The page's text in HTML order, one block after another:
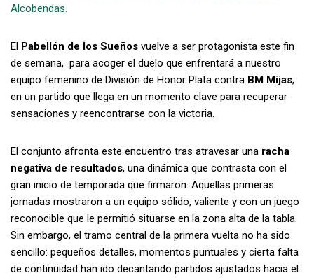
Alcobendas.
El Pabellón de los Sueños vuelve a ser protagonista este fin
de semana, para acoger el duelo que enfrentará a nuestro
equipo femenino de División de Honor Plata contra BM Mijas,
en un partido que llega en un momento clave para recuperar
sensaciones y reencontrarse con la victoria.
El conjunto afronta este encuentro tras atravesar una racha
negativa de resultados, una dinámica que contrasta con el
gran inicio de temporada que firmaron. Aquellas primeras
jornadas mostraron a un equipo sólido, valiente y con un juego
reconocible que le permitió situarse en la zona alta de la tabla.
Sin embargo, el tramo central de la primera vuelta no ha sido
sencillo: pequeños detalles, momentos puntuales y cierta falta
de continuidad han ido decantando partidos ajustados hacia el